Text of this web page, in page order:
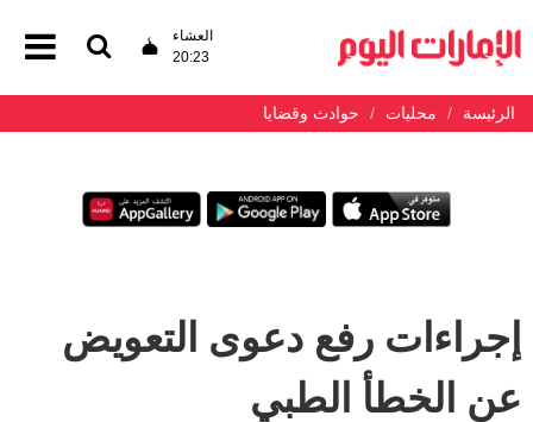
العشاء
20:23
الرئيسة محليات حوادث وقضايا
إجراءات رفع دعوى التعويض
عن الخطأ الطبي